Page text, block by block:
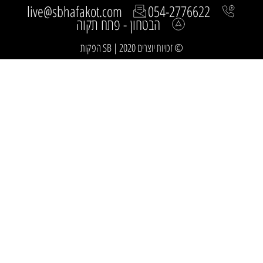
© זכויות יוצרים 2020 | SB הפקות
054-2776622
live@sbhafakot.com
הבטחון - פתח תקוה